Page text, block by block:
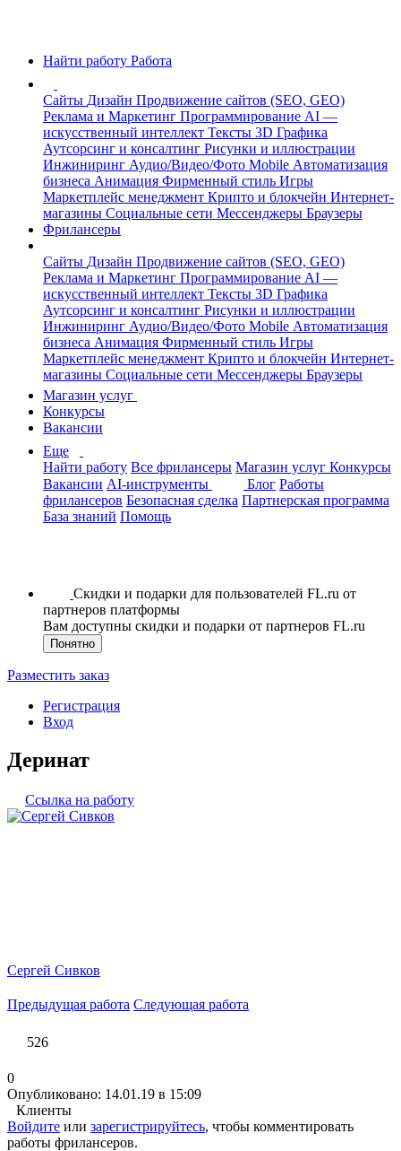
Найти работу Работа
Сайты Дизайн Продвижение сайтов (SEO, GEO)
Реклама и Маркетинг Программирование AI —
искусственный интеллект Тексты 3D Графика
Аутсорсинг и консалтинг Рисунки и иллюстрации
Инжиниринг Аудио/Видео/Фото Mobile Автоматизация
бизнеса Анимация Фирменный стиль Игры
Маркетплейс менеджмент Крипто и блокчейн Интернет-
магазины Социальные сети Мессенджеры Браузеры
Фрилансеры
Сайты Дизайн Продвижение сайтов (SEO, GEO)
Реклама и Маркетинг Программирование AI —
искусственный интеллект Тексты 3D Графика
Аутсорсинг и консалтинг Рисунки и иллюстрации
Инжиниринг Аудио/Видео/Фото Mobile Автоматизация
бизнеса Анимация Фирменный стиль Игры
Маркетплейс менеджмент Крипто и блокчейн Интернет-
магазины Социальные сети Мессенджеры Браузеры
Магазин услуг
Конкурсы
Вакансии
Еще
Найти работу Все фрилансеры Магазин услуг Конкурсы
Вакансии AI-инструменты Блог Работы
фрилансеров Безопасная сделка Партнерская программа
База знаний Помощь
Скидки и подарки для пользователей FL.ru от
партнеров платформы
Вам доступны скидки и подарки от партнеров FL.ru
Понятно
Разместить заказ
Регистрация
Вход
Деринат
Ссылка на работу
Сергей Сивков
Предыдущая работа Следующая работа
526
0
Опубликовано: 14.01.19 в 15:09
Клиенты
Войдите или зарегистрируйтесь, чтобы комментировать
работы фрилансеров.